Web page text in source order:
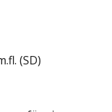
(SD)